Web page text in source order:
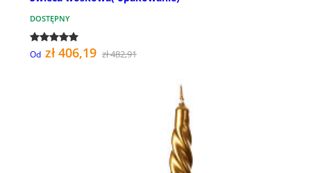
DOSTĘPNY
Od zł 406,19 zł 482,91